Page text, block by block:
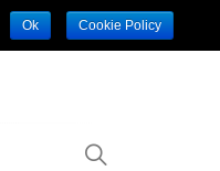
Ok Cookie Policy